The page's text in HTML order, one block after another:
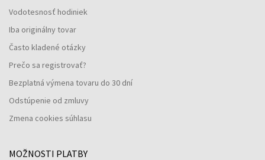
Vodotesnosť hodiniek
Iba originálny tovar
Často kladené otázky
Prečo sa registrovať?
Bezplatná výmena tovaru do 30 dní
Odstúpenie od zmluvy
Zmena cookies súhlasu
MOŽNOSTI PLATBY